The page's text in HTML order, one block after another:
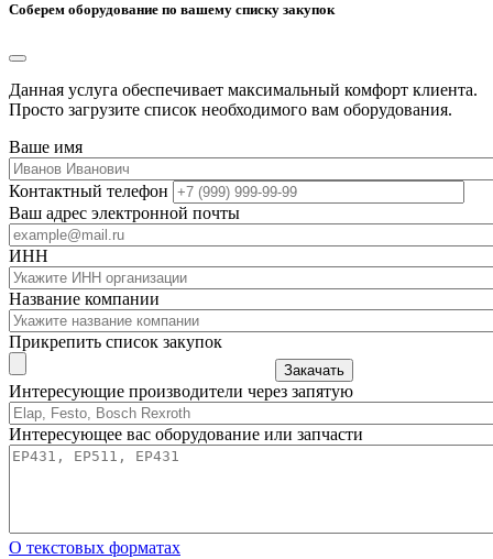
Соберем оборудование по вашему списку закупок
Данная услуга обеспечивает максимальный комфорт клиента.
Просто загрузите список необходимого вам оборудования.
Ваше имя
Контактный телефон
Ваш адрес электронной почты
ИНН
Название компании
Прикрепить список закупок
Закачать
Интересующие производители через запятую
Интересующее вас оборудование или запчасти
О текстовых форматах